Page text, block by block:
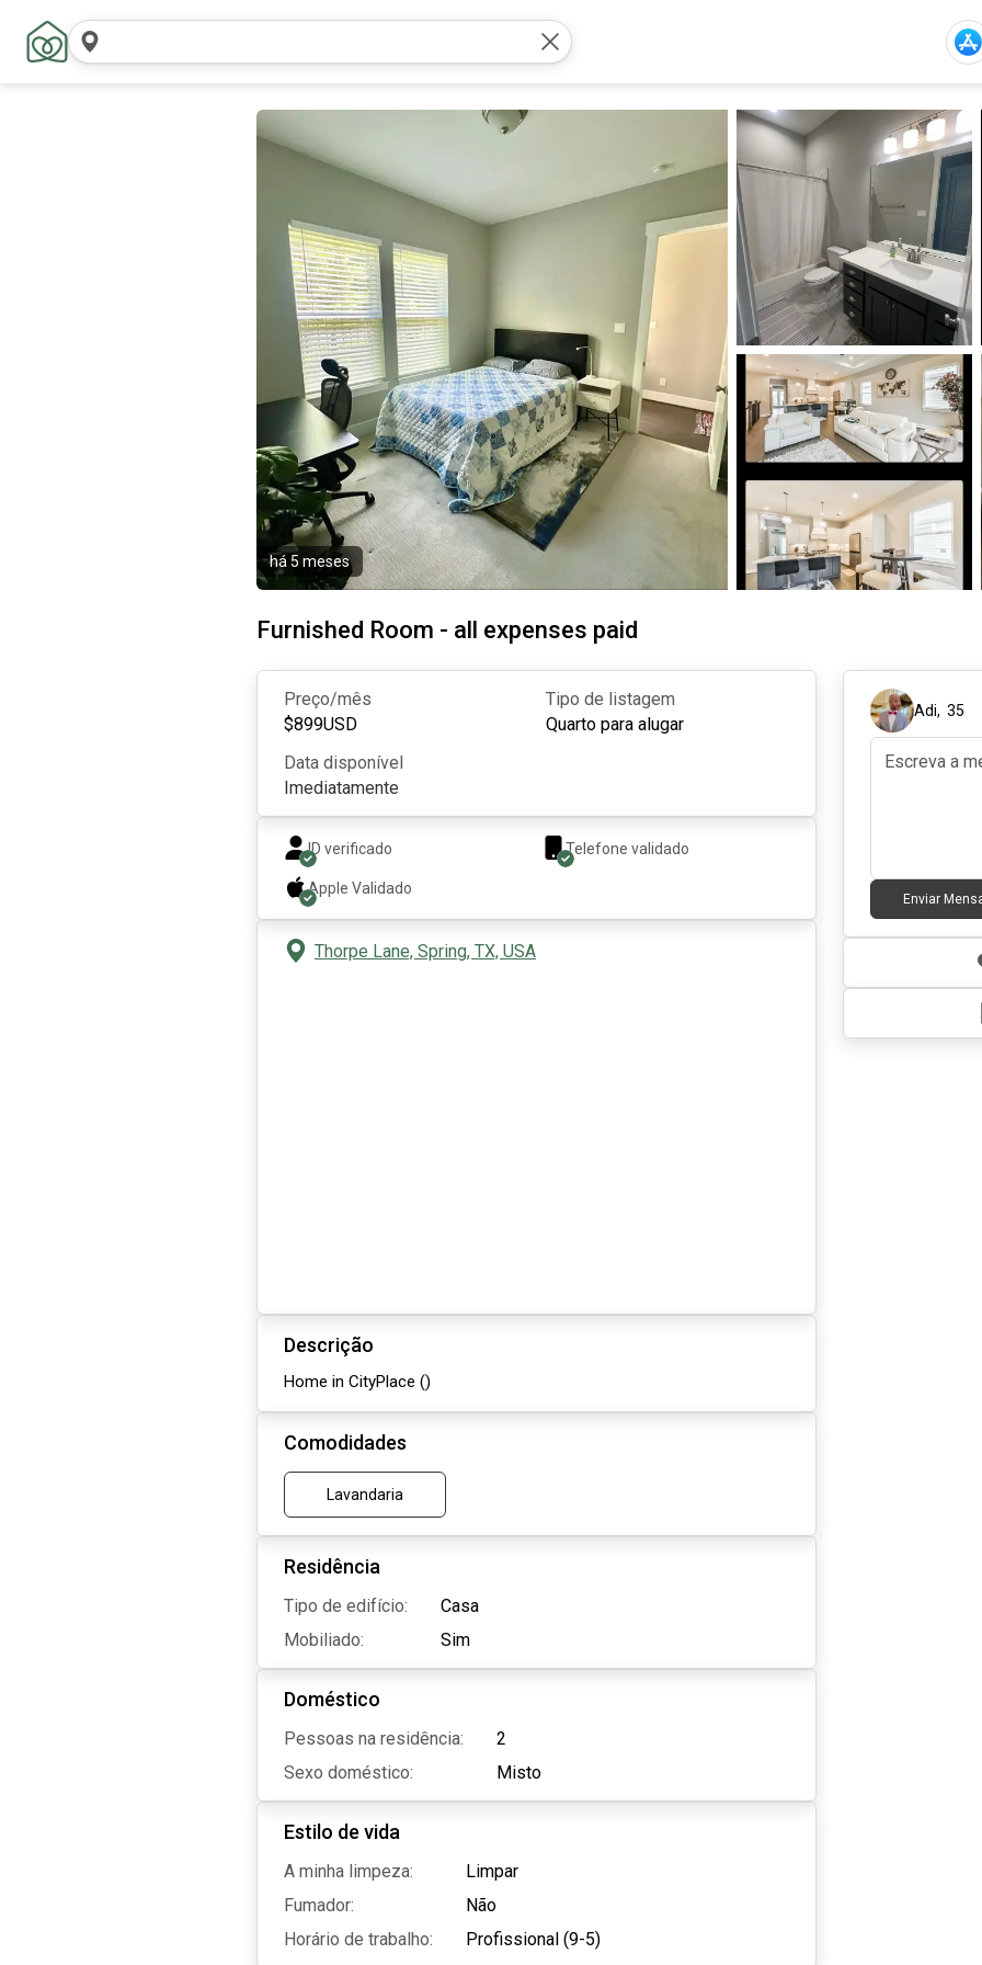
Pesquisar
há 5 meses
Furnished Room - all expenses paid
Preço/mês
$899USD
Tipo de listagem
Quarto para alugar
Data disponível
Imediatamente
ID verificado Telefone validado
Apple Validado
Thorpe Lane, Spring, TX, USA
Descrição
Home in CityPlace ()
Comodidades
Lavandaria
Residência
Tipo de edifício:
Casa
Mobiliado:
Sim
Doméstico
Pessoas na residência:
2
Sexo doméstico:
Misto
Estilo de vida
A minha limpeza:
Limpar
Fumador:
Não
Horário de trabalho:
Profissional (9-5)
Adi,35
Enviar